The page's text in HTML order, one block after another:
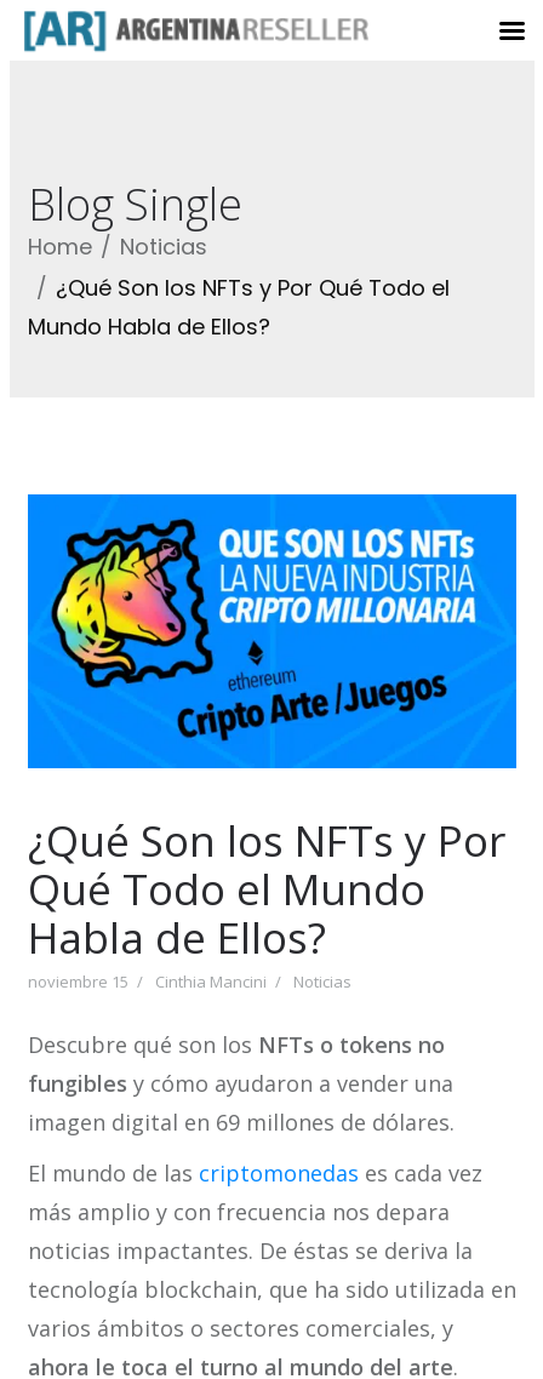
Blog Single
Home
Noticias
¿Qué Son los NFTs y Por Qué Todo el
Mundo Habla de Ellos?
¿Qué Son los NFTs y Por
Qué Todo el Mundo
Habla de Ellos?
noviembre 15 Cinthia Mancini Noticias
Descubre qué son los NFTs o tokens no
fungibles y cómo ayudaron a vender una
imagen digital en 69 millones de dólares.
El mundo de las criptomonedas es cada vez
más amplio y con frecuencia nos depara
noticias impactantes. De éstas se deriva la
tecnología blockchain, que ha sido utilizada en
varios ámbitos o sectores comerciales, y
ahora le toca el turno al mundo del arte.